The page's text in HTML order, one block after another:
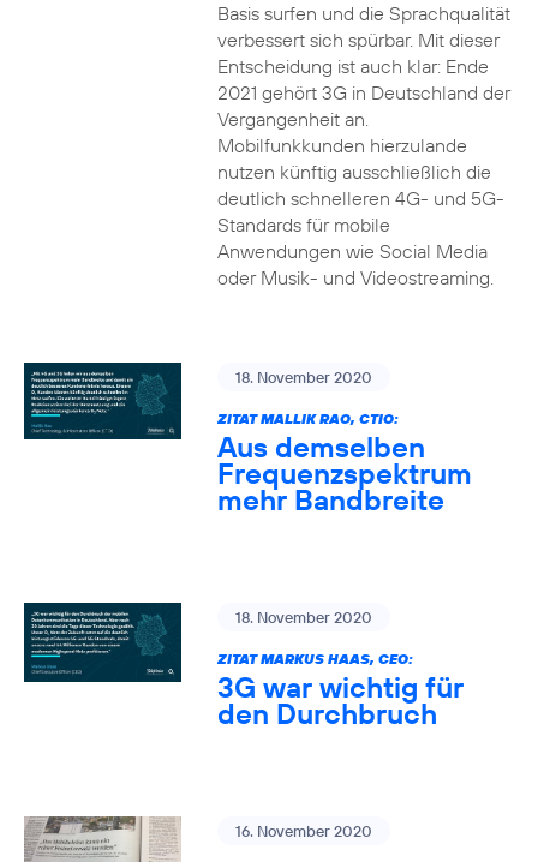
Basis surfen und die Sprachqualität
verbessert sich spürbar. Mit dieser
Entscheidung ist auch klar: Ende
2021 gehört 3G in Deutschland der
Vergangenheit an.
Mobilfunkkunden hierzulande
nutzen künftig ausschließlich die
deutlich schnelleren 4G- und 5G-
Standards für mobile
Anwendungen wie Social Media
oder Musik- und Videostreaming.
18. November 2020
ZITAT MALLIK RAO, CTIO:
Aus demselben
Frequenzspektrum
mehr Bandbreite
18. November 2020
ZITAT MARKUS HAAS, CEO:
3G war wichtig für
den Durchbruch
16. November 2020